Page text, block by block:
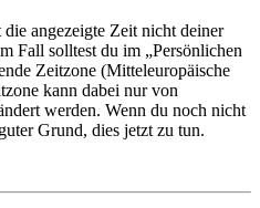
angezeigte Zeit nicht deiner
Fall solltest du im „Persönlichen
Zeitzone (Mitteleuropäische
kann dabei nur von
werden. Wenn du noch nicht
Grund, dies jetzt zu tun.